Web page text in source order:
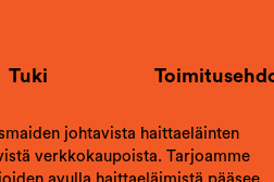
Tuki
johtavista haittaeläinten
verkkokaupoista. Tarjoamme